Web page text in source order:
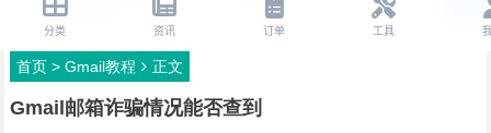
首页> Gmail教程 正文
Gmail邮箱诈骗情况能否查到